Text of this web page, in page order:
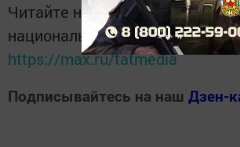
Читайте новости Татарстана в
национальном мессенджере
https://max.ru/tatmedia
Подписывайтесь на наш Дзен-